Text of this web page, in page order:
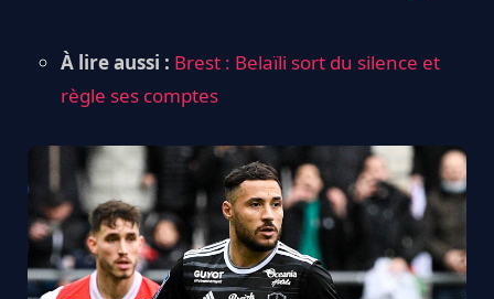
À lire aussi : Brest : Belaïli sort du silence et
règle ses comptes